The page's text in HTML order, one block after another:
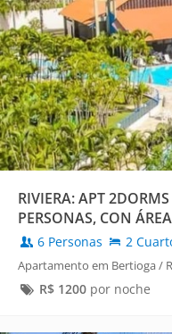
RIVIERA: APT
PERSONAS, CON
6 Personas 2
Apartamento em Bertioga /
R$ 1200por noche